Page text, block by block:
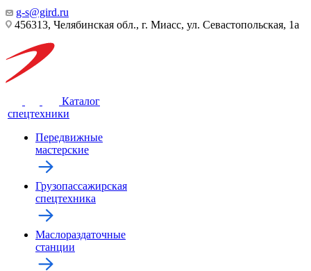
g-s@gird.ru
456313, Челябинская обл., г. Миасс, ул. Севастопольская, 1а
Каталог
спецтехники
Передвижные
мастерские
Грузопассажирская
спецтехника
Маслораздаточные
станции